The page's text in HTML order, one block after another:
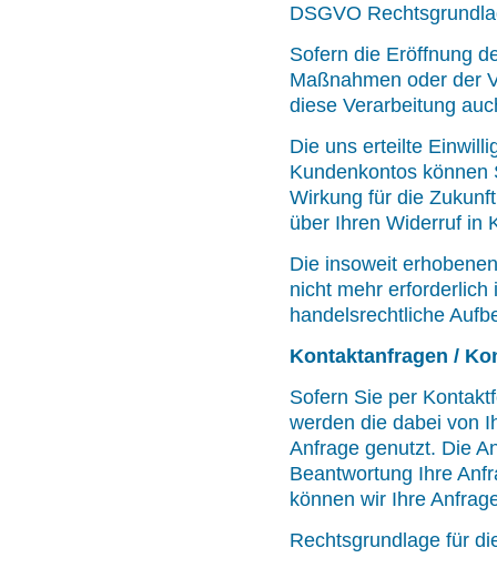
DSGVO
Sofern die Eröffnung
Maßnahmen oder der
diese Verarbeitung
Die uns erteilte
Kundenkontos können
Wirkung für die
über Ihren Widerruf in
Die insoweit
nicht mehr
handelsrechtliche
Kontaktanfragen /
Sofern Sie per
werden die dabei von
Anfrage genutzt. Die
Beantwortung Ihre
können wir Ihre
Rechtsgrundlage für